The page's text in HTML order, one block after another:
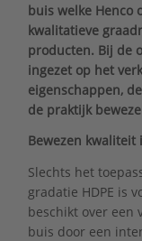
buis welke Henco
kwalitatieve
producten. Bij de
ingezet op het
eigenschappen,
de praktijk
Bewezen kwaliteit
Slechts het
gradatie HDPE is
beschikt over een
buis door een